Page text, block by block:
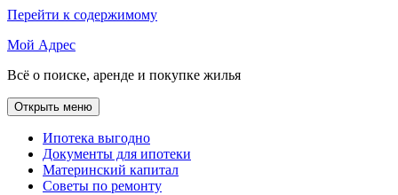
Перейти к содержимому
Мой Адрес
Всё о поиске, аренде и покупке жилья
Открыть меню
Ипотека выгодно
Документы для ипотеки
Материнский капитал
Советы по ремонту